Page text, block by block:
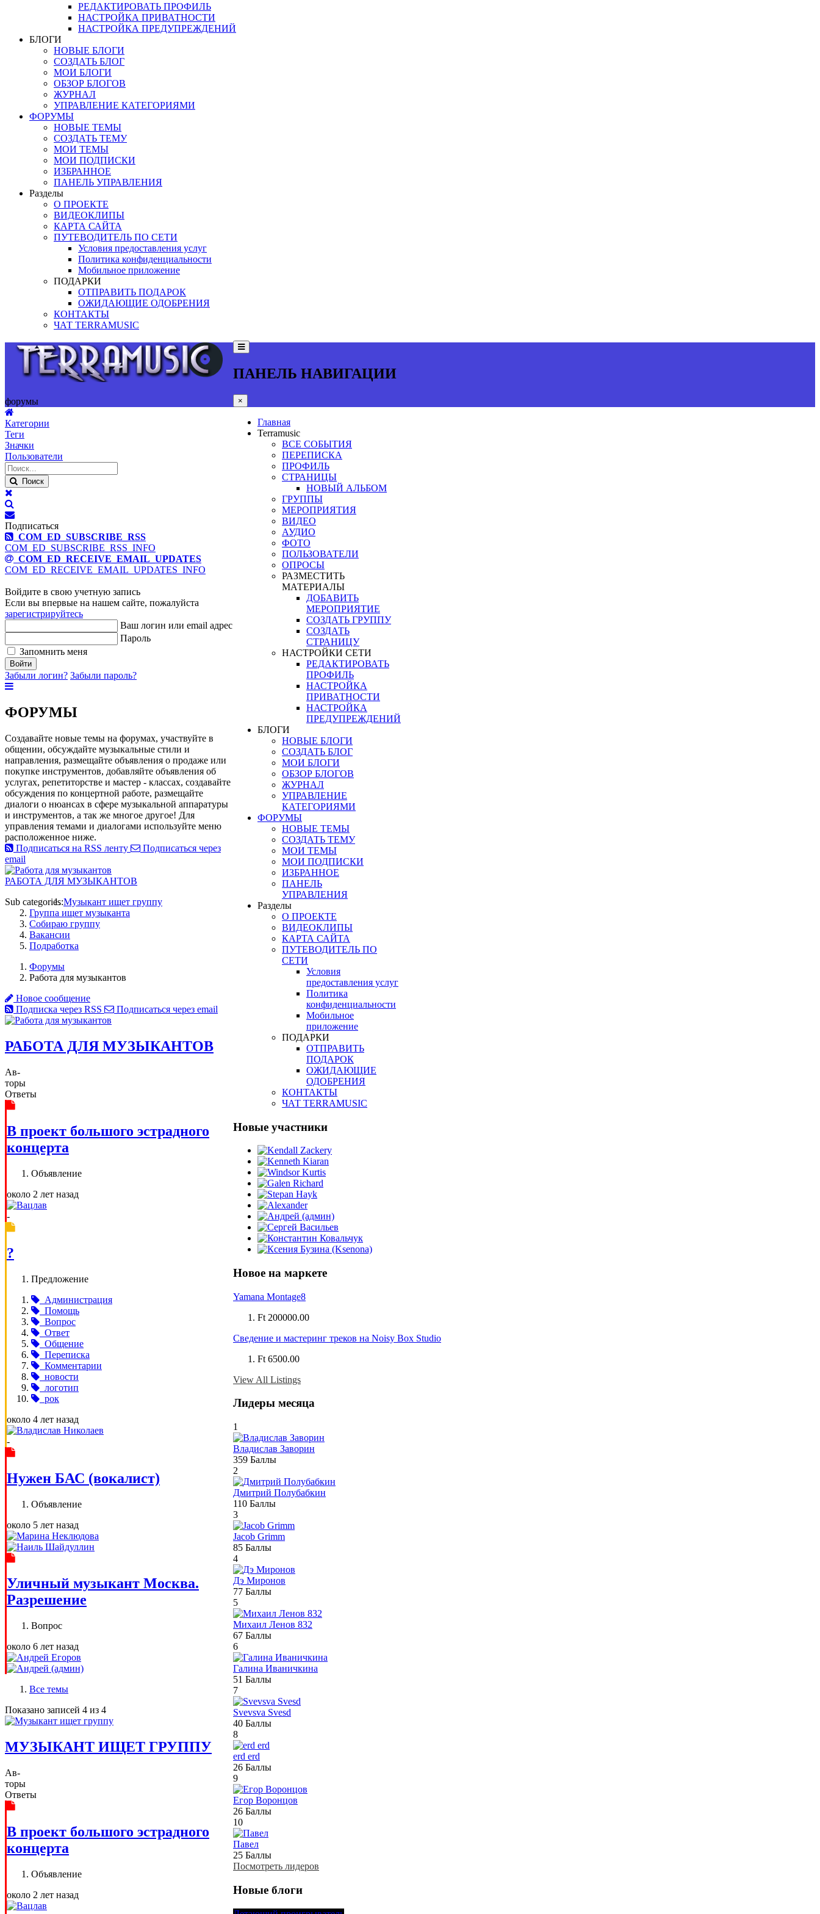
РЕДАКТИРОВАТЬ ПРОФИЛЬ
НАСТРОЙКА ПРИВАТНОСТИ
НАСТРОЙКА ПРЕДУПРЕЖДЕНИЙ
БЛОГИ
НОВЫЕ БЛОГИ
СОЗДАТЬ БЛОГ
МОИ БЛОГИ
ОБЗОР БЛОГОВ
ЖУРНАЛ
УПРАВЛЕНИЕ КАТЕГОРИЯМИ
ФОРУМЫ
НОВЫЕ ТЕМЫ
СОЗДАТЬ ТЕМУ
МОИ ТЕМЫ
МОИ ПОДПИСКИ
ИЗБРАННОЕ
ПАНЕЛЬ УПРАВЛЕНИЯ
Разделы
О ПРОЕКТЕ
ВИДЕОКЛИПЫ
КАРТА САЙТА
ПУТЕВОДИТЕЛЬ ПО СЕТИ
Условия предоставления услуг
Политика конфиденциальности
Мобильное приложение
ПОДАРКИ
ОТПРАВИТЬ ПОДАРОК
ОЖИДАЮЩИЕ ОДОБРЕНИЯ
КОНТАКТЫ
ЧАТ TERRAMUSIC
ПАНЕЛЬ НАВИГАЦИИ
×
Главная
Terramusic
ВСЕ СОБЫТИЯ
ПЕРЕПИСКА
ПРОФИЛЬ
СТРАНИЦЫ
НОВЫЙ АЛЬБОМ
ГРУППЫ
МЕРОПРИЯТИЯ
ВИДЕО
АУДИО
ФОТО
ПОЛЬЗОВАТЕЛИ
ОПРОСЫ
РАЗМЕСТИТЬ
МАТЕРИАЛЫ
ДОБАВИТЬ
МЕРОПРИЯТИЕ
СОЗДАТЬ ГРУППУ
СОЗДАТЬ
СТРАНИЦУ
НАСТРОЙКИ СЕТИ
РЕДАКТИРОВАТЬ
ПРОФИЛЬ
НАСТРОЙКА
ПРИВАТНОСТИ
НАСТРОЙКА
ПРЕДУПРЕЖДЕНИЙ
БЛОГИ
НОВЫЕ БЛОГИ
СОЗДАТЬ БЛОГ
МОИ БЛОГИ
ОБЗОР БЛОГОВ
ЖУРНАЛ
УПРАВЛЕНИЕ
КАТЕГОРИЯМИ
ФОРУМЫ
НОВЫЕ ТЕМЫ
СОЗДАТЬ ТЕМУ
МОИ ТЕМЫ
МОИ ПОДПИСКИ
ИЗБРАННОЕ
ПАНЕЛЬ
УПРАВЛЕНИЯ
Разделы
О ПРОЕКТЕ
ВИДЕОКЛИПЫ
КАРТА САЙТА
ПУТЕВОДИТЕЛЬ ПО
СЕТИ
Условия
предоставления услуг
Политика
конфиденциальности
Мобильное
приложение
ПОДАРКИ
ОТПРАВИТЬ
ПОДАРОК
ОЖИДАЮЩИЕ
ОДОБРЕНИЯ
КОНТАКТЫ
ЧАТ TERRAMUSIC
Новые участники
Новое на маркете
Yamana Montage8
Ft 200000.00
Сведение и мастеринг треков на Noisy Box Studio
Ft 6500.00
View All Listings
Лидеры месяца
1
Владислав Заворин
359 Баллы
2
Дмитрий Полубабкин
110 Баллы
3
Jacob Grimm
85 Баллы
4
Дэ Миронов
77 Баллы
5
Михаил Ленов 832
67 Баллы
6
Галина Иваничкина
51 Баллы
7
Svevsva Svesd
40 Баллы
8
erd erd
26 Баллы
9
Егор Воронцов
26 Баллы
10
Павел
25 Баллы
Посмотреть лидеров
Новые блоги
форумы
Категории
Теги
Значки
Пользователи
Поиск
Подписаться
COM_ED_SUBSCRIBE_RSS
COM_ED_SUBSCRIBE_RSS_INFO
COM_ED_RECEIVE_EMAIL_UPDATES
COM_ED_RECEIVE_EMAIL_UPDATES_INFO
Войдите в свою учетную запись
Если вы впервые на нашем сайте, пожалуйста
зарегистрируйтесь
Ваш логин или email адрес
Пароль
Запомнить меня
Войти
Забыли логин? Забыли пароль?
ФОРУМЫ
Создавайте новые темы на форумах, участвуйте в
общении, обсуждайте музыкальные стили и
направления, размещайте объявления о продаже или
покупке инструментов, добавляйте объявления об
услугах, репетиторстве и мастер - классах, создавайте
обсуждения по концертной работе, размещайте
диалоги о нюансах в сфере музыкальной аппаратуры
и инструментов, а так же многое другое! Для
управления темами и диалогами используйте меню
расположенное ниже.
Подписаться на RSS ленту
Подписаться через
email
РАБОТА ДЛЯ МУЗЫКАНТОВ
Sub categories:Музыкант ищет группу
Группа ищет музыканта
Собираю группу
Вакансии
Подработка
Форумы
Работа для музыкантов
Новое сообщение
Подписка через RSS
Подписаться через email
РАБОТА ДЛЯ МУЗЫКАНТОВ
Ав-
торы
Ответы
В проект большого эстрадного
концерта
Объявление
около 2 лет назад
-
?
Предложение
Администрация
Помощь
Вопрос
Ответ
Общение
Переписка
Комментарии
новости
логотип
рок
около 4 лет назад
-
Нужен БАС (вокалист)
Объявление
около 5 лет назад
Уличный музыкант Москва.
Разрешение
Вопрос
около 6 лет назад
Все темы
Показано записей 4 из 4
МУЗЫКАНТ ИЩЕТ ГРУППУ
Ав-
торы
Ответы
В проект большого эстрадного
концерта
Объявление
около 2 лет назад